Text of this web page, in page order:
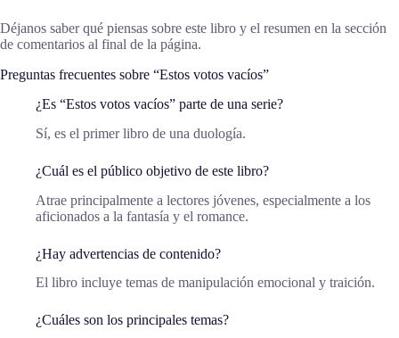
Déjanos saber qué piensas sobre este libro y el resumen en la sección
de comentarios al final de la página.
Preguntas frecuentes sobre “Estos votos vacíos”
¿Es “Estos votos vacíos” parte de una serie?
Sí, es el primer libro de una duología.
¿Cuál es el público objetivo de este libro?
Atrae principalmente a lectores jóvenes, especialmente a los
aficionados a la fantasía y el romance.
¿Hay advertencias de contenido?
El libro incluye temas de manipulación emocional y traición.
¿Cuáles son los principales temas?